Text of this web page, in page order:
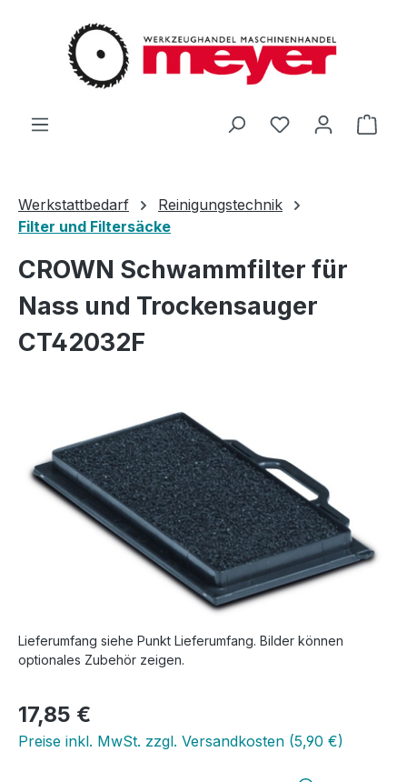
Zum Hauptinhalt springen
Du hast 0
Werkstattbedarf
Reinigungstechnik
Filter und Filtersäcke
CROWN Schwammfilter für
Nass und Trockensauger
CT42032F
Bildergalerie überspringen
Lieferumfang siehe Punkt Lieferumfang. Bilder können
optionales Zubehör zeigen.
Regulärer Preis:
17,85 €
Preise inkl. MwSt. zzgl. Versandkosten (5,90 €)